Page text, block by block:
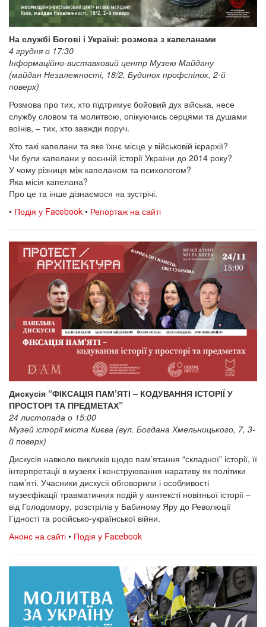
На службі Богові і Україні: розмова з капеланами
4 грудня о 17:30
Інформаційно-виставковий центр Музею Майдану
(майдан Незалежності, 18/2, Будинок профспілок, 2-й
поверх)
Розмова про тих, хто підтримує бойовий дух війська, несе
службу словом та молитвою, опікуючись серцями та душами
воїнів, – тих, хто завжди поруч.
Хто такі капелани та яке їхнє місце у військовій ієрархії?
Чи були капелани у воєнній історії України до 2014 року?
У чому різниця між капеланом та психологом?
Яка місія капелана?
Про це та інше дізнаємося на зустрічі.
• Подія у Facebook • Репортаж на сайті
Дискусія “ФІКСАЦІЯ ПАМ’ЯТІ – КОДУВАННЯ ІСТОРІЇ У
ПРОСТОРІ ТА ПРЕДМЕТАХ”
24 листопада о 15:00
Музей історії міста Києва (вул. Богдана Хмельницького, 7, 3-
й поверх)
Дискусія навколо викликів щодо пам’ятання “складної” історії, її
інтерпретації в музеях і конструювання наративу як політики
пам’яті. Учасники дискусії обговорили і особливості
музеєфікації травматичних подій у контексті новітньої історії –
від Голодомору, розстрілів у Бабиному Яру до Революції
Гідності та російсько-української війни.
Анонс на сайті • Подія у Facebook